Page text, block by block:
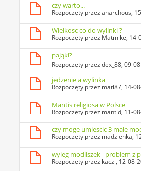
czy warto...
Rozpoczęty przezanarchous,
Wielkosc co do wylinki ?
Rozpoczęty przez Matmike, 14-
pająki?
Rozpoczęty przezdex_88, 09-
jedzenie a wylinka
Rozpoczęty przez mati87, 14-
Mantis religiosa w Polsce
Rozpoczęty przez mantid, 11-
czy moge umiescic 3 małe
Rozpoczęty przez madzienka,
wyleg modliszek - problem z
Rozpoczęty przez kaczi, 12-08-